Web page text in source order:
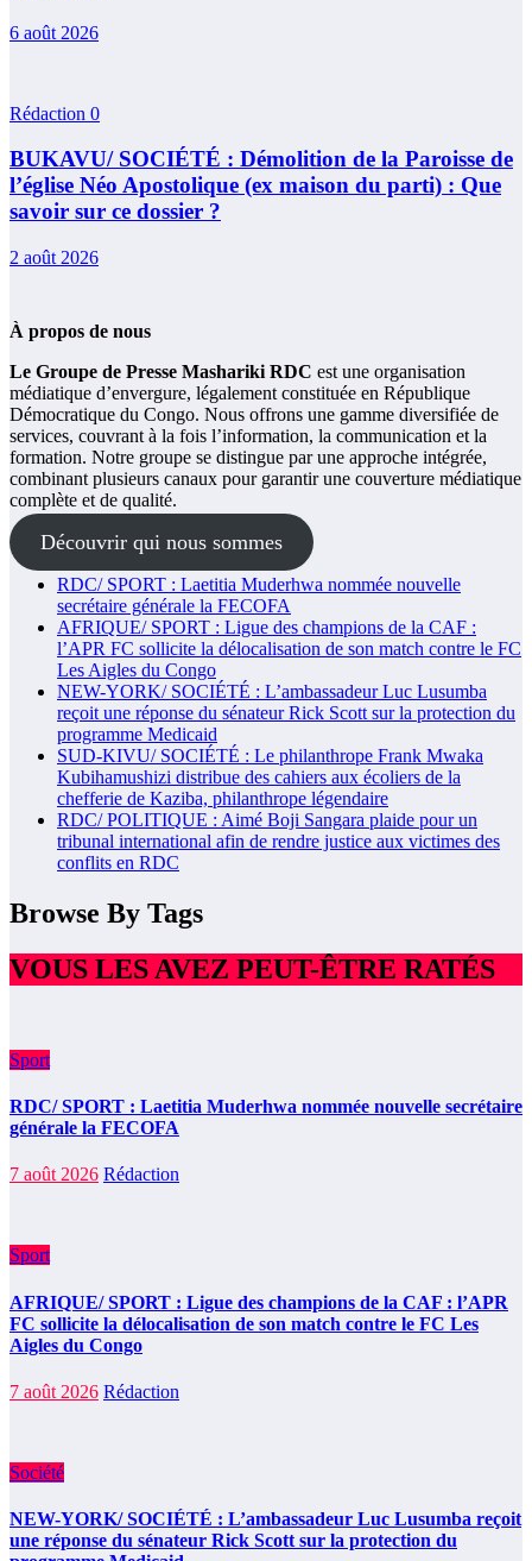
6 août 2026
Rédaction 0
BUKAVU/ SOCIÉTÉ : Démolition de la Paroisse de
l’église Néo Apostolique (ex maison du parti) : Que
savoir sur ce dossier ?
2 août 2026
À propos de nous
Le Groupe de Presse Mashariki RDC est une organisation
médiatique d’envergure, légalement constituée en République
Démocratique du Congo. Nous offrons une gamme diversifiée de
services, couvrant à la fois l’information, la communication et la
formation. Notre groupe se distingue par une approche intégrée,
combinant plusieurs canaux pour garantir une couverture médiatique
complète et de qualité.
Découvrir qui nous sommes
RDC/ SPORT : Laetitia Muderhwa nommée nouvelle
secrétaire générale la FECOFA
AFRIQUE/ SPORT : Ligue des champions de la CAF :
l’APR FC sollicite la délocalisation de son match contre le FC
Les Aigles du Congo
NEW-YORK/ SOCIÉTÉ : L’ambassadeur Luc Lusumba
reçoit une réponse du sénateur Rick Scott sur la protection du
programme Medicaid
SUD-KIVU/ SOCIÉTÉ : Le philanthrope Frank Mwaka
Kubihamushizi distribue des cahiers aux écoliers de la
chefferie de Kaziba, philanthrope légendaire
RDC/ POLITIQUE : Aimé Boji Sangara plaide pour un
tribunal international afin de rendre justice aux victimes des
conflits en RDC
Browse By Tags
VOUS LES AVEZ PEUT-ÊTRE RATÉS
Sport
RDC/ SPORT : Laetitia Muderhwa nommée nouvelle secrétaire
générale la FECOFA
7 août 2026 Rédaction
Sport
AFRIQUE/ SPORT : Ligue des champions de la CAF : l’APR
FC sollicite la délocalisation de son match contre le FC Les
Aigles du Congo
7 août 2026 Rédaction
Société
NEW-YORK/ SOCIÉTÉ : L’ambassadeur Luc Lusumba reçoit
une réponse du sénateur Rick Scott sur la protection du